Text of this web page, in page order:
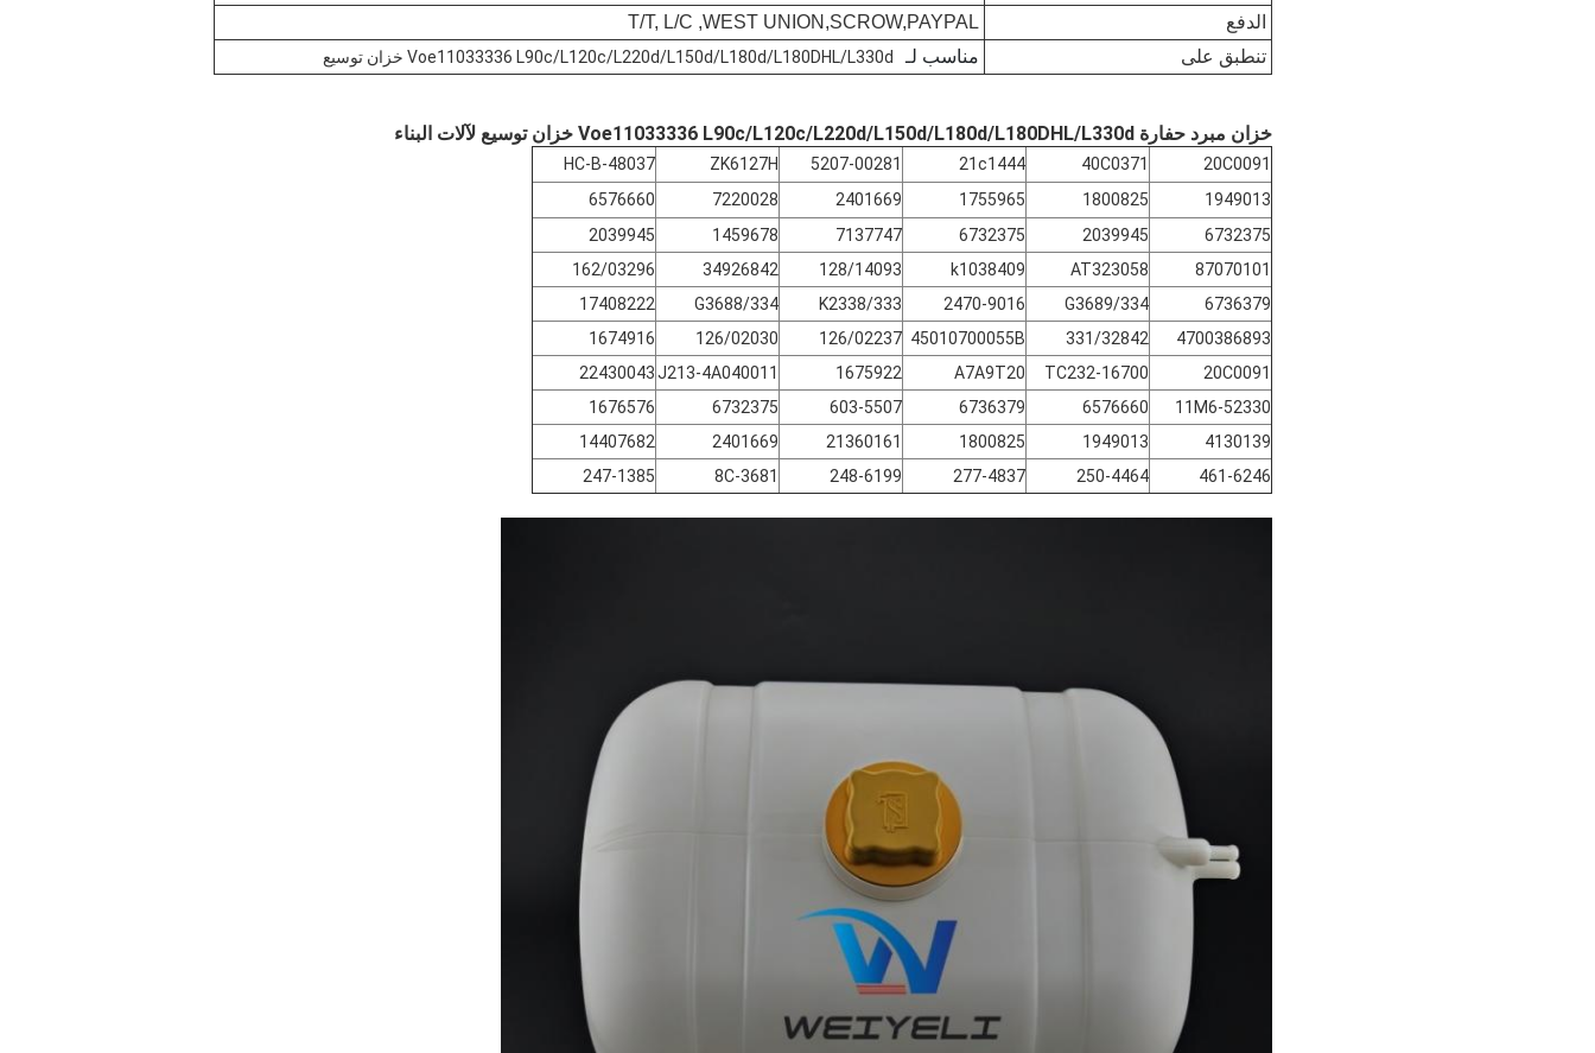
الدفع
T/T, L/C ,WEST UNION,SCROW,PAYPAL
تنطبق على
مناسب لـ
خزان مبرد حفارة Voe11033336 L90c/L120c/L220d/L150d/L180d/L180DHL/L330d خزان توسيع لآلات البناء
20C0091
40C0371
21c1444
5207-00281
ZK6127H
HC-B-48037
1949013
1800825
1755965
2401669
7220028
6576660
6732375
2039945
6732375
7137747
1459678
2039945
87070101
AT323058
k1038409
128/14093
34926842
162/03296
6736379
334/G3689
2470-9016
333/K2338
334/G3688
17408222
4700386893
331/32842
45010700055B
126/02237
126/02030
1674916
20C0091
TC232-16700
A7A9T20
1675922
J213-4A040011
22430043
11M6-52330
6576660
6736379
603-5507
6732375
1676576
4130139
1949013
1800825
21360161
2401669
14407682
461-6246
250-4464
277-4837
248-6199
8C-3681
247-1385